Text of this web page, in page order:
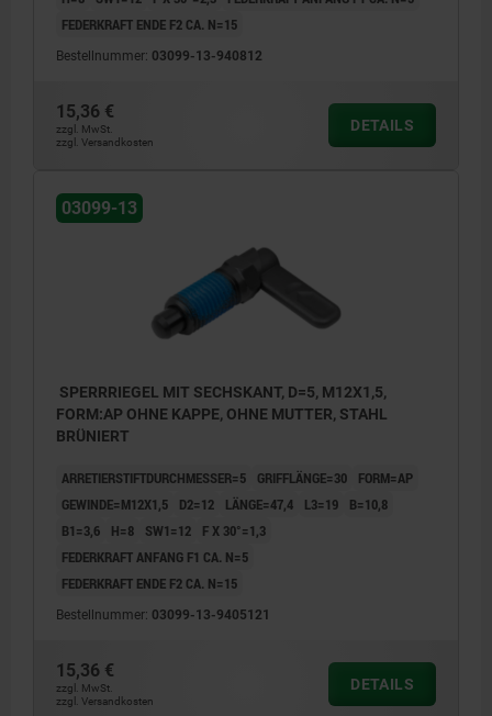
FEDERKRAFT ENDE F2 CA. N=15
Bestellnummer: 03099-13-940812
15,36 €
zzgl. MwSt.
zzgl. Versandkosten
DETAILS
03099-13
SPERRRIEGEL MIT SECHSKANT, D=5, M12X1,5,
FORM:AP OHNE KAPPE, OHNE MUTTER, STAHL
BRÜNIERT
ARRETIERSTIFTDURCHMESSER=5 GRIFFLÄNGE=30
FORM=AP
GEWINDE=M12X1,5
D2=12 LÄNGE=47,4 L3=19
B=10,8
B1=3,6
H=8 SW1=12
F X 30°=1,3
FEDERKRAFT ANFANG F1 CA. N=5
FEDERKRAFT ENDE F2 CA. N=15
Bestellnummer: 03099-13-9405121
15,36 €
zzgl. MwSt.
zzgl. Versandkosten
DETAILS